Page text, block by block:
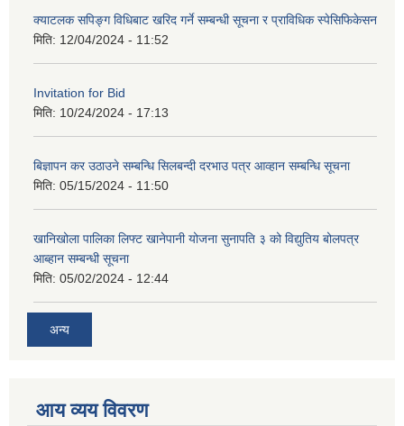
क्याटलक सपिङ्ग विधिबाट खरिद गर्ने सम्बन्धी सूचना र प्राविधिक स्पेसिफिकेसन
मिति: 12/04/2024 - 11:52
Invitation for Bid
मिति: 10/24/2024 - 17:13
बिज्ञापन कर उठाउने सम्बन्धि सिलबन्दी दरभाउ पत्र आव्हान सम्बन्धि सूचना
मिति: 05/15/2024 - 11:50
खानिखोला पालिका लिफ्ट खानेपानी योजना सुनापति ३ को विद्युतिय बोलपत्र
आब्हान सम्बन्धी सूचना
मिति: 05/02/2024 - 12:44
अन्य
आय व्यय विवरण